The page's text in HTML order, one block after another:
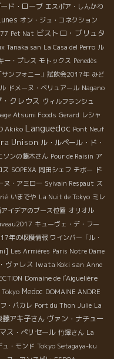
ード・ローブ エスポア・しんかわ
オン・ジュ・コネクション
Pet Nat ビストロ・ブリュタ
Tanaka san La Casa del Perro ル
ー・プレス モトックス Penedès
サンフォニー」試飲会2017年 みど
ドメーヌ・ベリュアール Nagano
クレウス ヴィルフランシュ
Atsumi Foods Gerard レシャ
Akiko Languedoc Pont Neuf
Unison ル・ルペール・ド・
ソンの藤木さん Pour de Raisin ア
ス SOPEXA 岡田シェフ チボー ド
ヌ・アミロー Syivain Respaut ス
いまでや La Nuit de Tokyo ミレ
アイデアのブース位置 オリオル
キューヴェ・デ・フー
年の収穫情報 ワインバー「ル・
Les Armières Paris Notre Dame
ヴァレス Iwata Koki san Anne
Domaine de l’Aiguelière
Medoc DOMAINE ANDRE
・パカレ Port du Thon Julie La
藤アキ子さん ヴァン・ナチュー
マス・ぺリセール 竹澤さん La
ュ・モンド Tokyo Setagaya-ku